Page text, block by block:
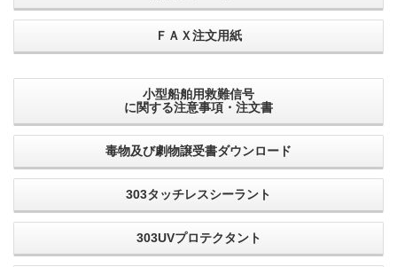
ＦＡＸ注文用紙
小型船舶用救難信号
に関する注意事項・注文書
毒物及び劇物譲受書ダウンロード
303タッチレスシーラント
303UVプロテクタント